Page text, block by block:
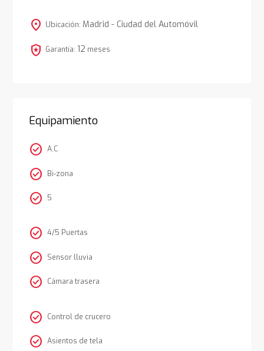
location_on Ubicación: Madrid - Ciudad del Automóvil
local_police Garantía: 12 meses
Equipamiento
check_circle A.C
check_circle Bi-zona
check_circle 5
check_circle 4/5 Puertas
check_circle Sensor lluvia
check_circle Cámara trasera
check_circle Control de crucero
check_circle Asientos de tela